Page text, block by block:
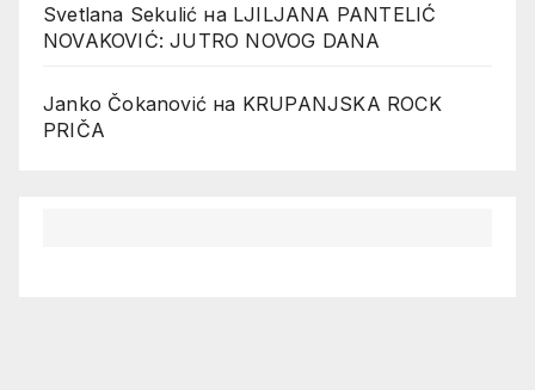
Svetlana Sekulić на LJILJANA PANTELIĆ
NOVAKOVIĆ: JUTRO NOVOG DANA
Janko Čokanović на KRUPANJSKA ROCK
PRIČA